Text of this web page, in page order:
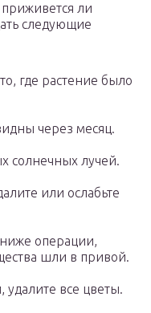
ли
следующие
где растение было
через месяц.
солнечных лучей.
или ослабьте
операции,
шли в привой.
удалите все цветы.